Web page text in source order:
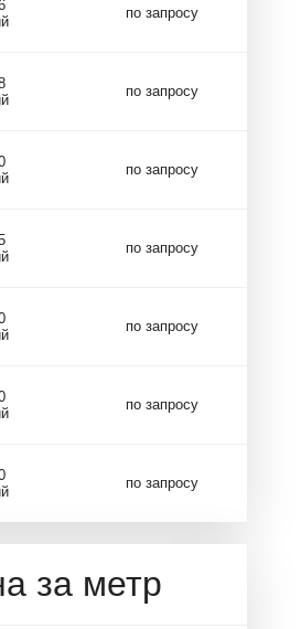
по запросу
по запросу
по запросу
по запросу
по запросу
по запросу
по запросу
за метр